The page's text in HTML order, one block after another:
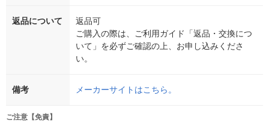
返品について
返品可
ご購入の際は、ご利用ガイド「返品・交換につ
いて」を必ずご確認の上、お申し込みくださ
い。
備考 メーカーサイトはこちら。
ご注意【免責】